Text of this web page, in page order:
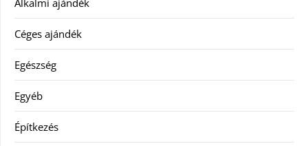
Alkalmi ajándék
Céges ajándék
Egészség
Egyéb
Építkezés